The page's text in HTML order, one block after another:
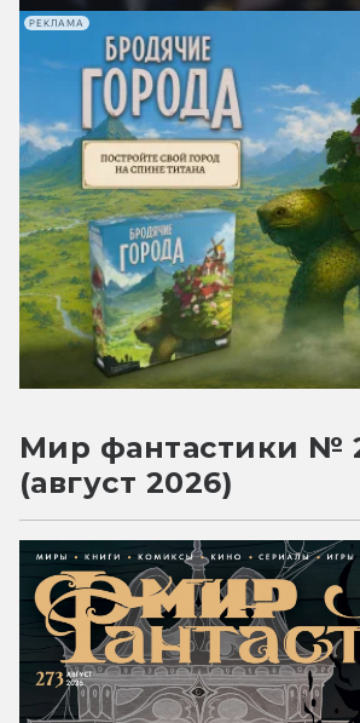
РЕКЛАМА
Мир фантастики №
(август 2026)